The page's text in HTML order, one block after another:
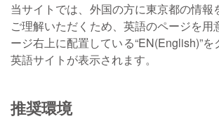
当サイトでは、外国の方に東京都の情報
ご理解いただくため、英語のページを用
ージ右上に配置している“EN(English)”を
英語サイトが表示されます。
推奨環境